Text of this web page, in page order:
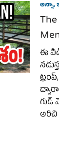
అన్నా,
ఈ
గుడ్
అరిచి